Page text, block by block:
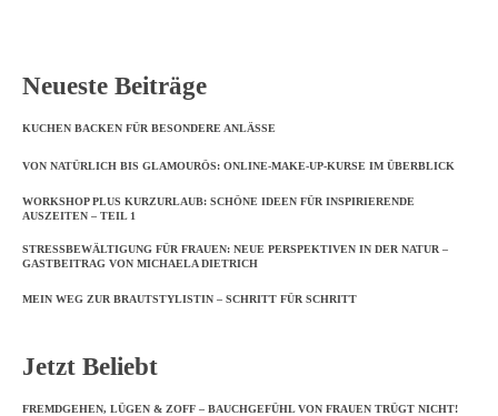
Neueste Beiträge
KUCHEN BACKEN FÜR BESONDERE ANLÄSSE
VON NATÜRLICH BIS GLAMOURÖS: ONLINE-MAKE-UP-KURSE IM ÜBERBLICK
WORKSHOP PLUS KURZURLAUB: SCHÖNE IDEEN FÜR INSPIRIERENDE
AUSZEITEN – TEIL 1
STRESSBEWÄLTIGUNG FÜR FRAUEN: NEUE PERSPEKTIVEN IN DER NATUR –
GASTBEITRAG VON MICHAELA DIETRICH
MEIN WEG ZUR BRAUTSTYLISTIN – SCHRITT FÜR SCHRITT
Jetzt Beliebt
FREMDGEHEN, LÜGEN & ZOFF – BAUCHGEFÜHL VON FRAUEN TRÜGT NICHT!